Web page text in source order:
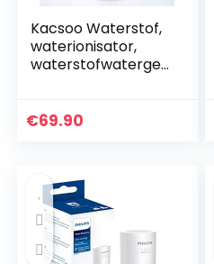
Kacsoo Waterstof,
waterionisator,
waterstofwatergen
draagbaar,
€69.90